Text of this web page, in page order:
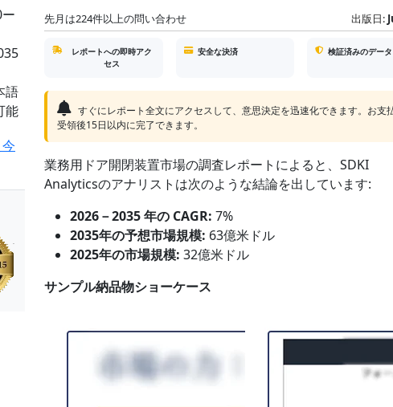
語
能
今
先月は224件以上の問い合わせ 出版日:
レポートへの即時アク
セス
安全な決済 検証済みのデータ
すぐにレポート全文にアクセスして、意思決定を迅速化できます。お支
受領後15日以内に完了できます。
業務用ドア開閉装置市場の調査レポートによると、SDKI
Analyticsのアナリストは次のような結論を出しています:
2026－2035 年の CAGR: 7%
2035年の予想市場規模: 63億米ドル
2025年の市場規模: 32億米ドル
サンプル納品物ショーケース